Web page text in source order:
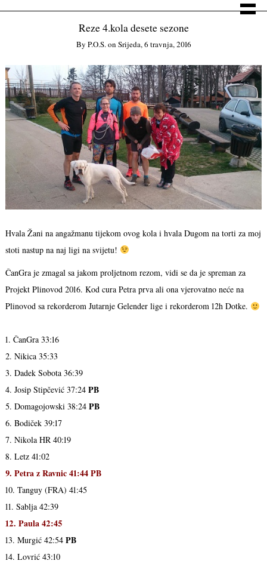
Reze 4.kola desete sezone
By P.o.s.on Srijeda, 6 travnja, 2016
Hvala Žani na angažmanu tijekom ovog kola i hvala Dugom na torti za moj
stoti nastup na naj ligi na svijetu!
ČanGra je zmagal sa jakom proljetnom rezom, vidi se da je spreman za
Projekt Plinovod 2016. Kod cura Petra prva ali ona vjerovatno neće na
Plinovod sa rekorderom Jutarnje Gelender lige i rekorderom 12h Dotke.
1. ČanGra 33:16
2. Nikica 35:33
3. Dadek Sobota 36:39
4. Josip Stipčević 37:24 PB
5. Domagojowski 38:24 PB
6. Bodiček 39:17
7. Nikola HR 40:19
8. Letz 41:02
9. Petra z Ravnic 41:44 PB
10. Tanguy (FRA) 41:45
11. Sablja 42:39
12. Paula 42:45
13. Murgić 42:54 PB
14. Lovrić 43:10